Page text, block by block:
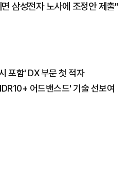
삼성전자 노사에 조정안 제출"
포함' DX 부문 첫 적자
어드밴스드' 기술 선보여